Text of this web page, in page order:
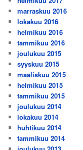
marraskuu 2016
lokakuu 2016
helmikuu 2016
tammikuu 2016
joulukuu 2015
syyskuu 2015
maaliskuu 2015
helmikuu 2015
tammikuu 2015
joulukuu 2014
lokakuu 2014
huhtikuu 2014
tammikuu 2014